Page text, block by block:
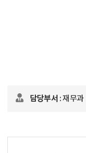
담당부서 : 재무과